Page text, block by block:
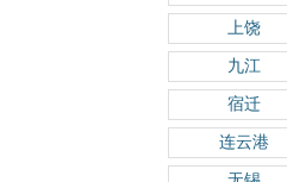
上饶
九江
宿迁
连云港